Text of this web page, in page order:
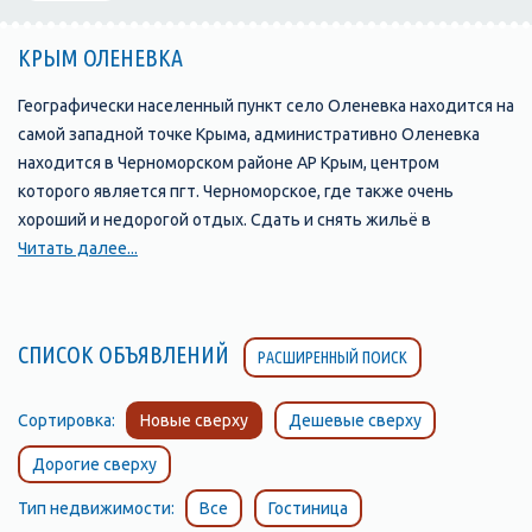
КРЫМ ОЛЕНЕВКА
Географически населенный пункт село Оленевка находится на
самой западной точке Крыма, административно Оленевка
находится в Черноморском районе АР Крым, центром
которого является пгт. Черноморское, где также очень
хороший и недорогой отдых. Сдать и снять жильё в
Черноморске можно Ландшафт Оленевки представлен
великолепными песчаными пляжами. В недалеком прошлом
это было небольшое село, а в настоящее время здесь
довольно крупный курортный центр. Все дело в том, что
местное побережье - место встречи для любителей
подводного плавания. В связи с этим все пансионаты
Оленевки соориентированы под них: предлагается прокат
Читать далее...
СПИСОК ОБЪЯВЛЕНИЙ РАСШИРЕННЫЙ ПОИСК
Сортировка: Новые сверху Дешевые сверху
Дорогие сверху
Тип недвижимости: Все Гостиница